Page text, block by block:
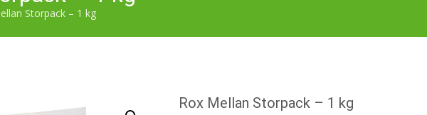
Storpack – 1 kg
Rox Mellan Storpack – 1 kg